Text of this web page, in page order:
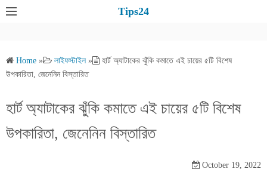
Tips24
Home » লাইফস্টাইল »
হার্ট অ্যাটাকের ঝুঁকি কমাতে এই চায়ের ৫টি বিশেষ
উপকারিতা, জেনেনিন বিস্তারিত
হার্ট অ্যাটাকের ঝুঁকি কমাতে এই চায়ের ৫টি বিশেষ
উপকারিতা, জেনেনিন বিস্তারিত
October 19, 2022